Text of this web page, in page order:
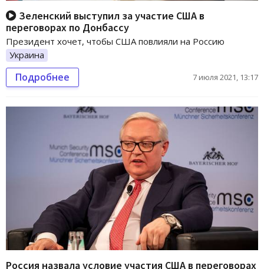
Зеленский выступил за участие США в
переговорах по Донбассу
Президент хочет, чтобы США повлияли на Россию
Украина
Подробнее 7 июля 2021, 13:17
Россия назвала условие участия США в переговорах